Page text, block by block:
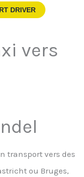
DRIVER
vers
transport vers des
ou Bruges,